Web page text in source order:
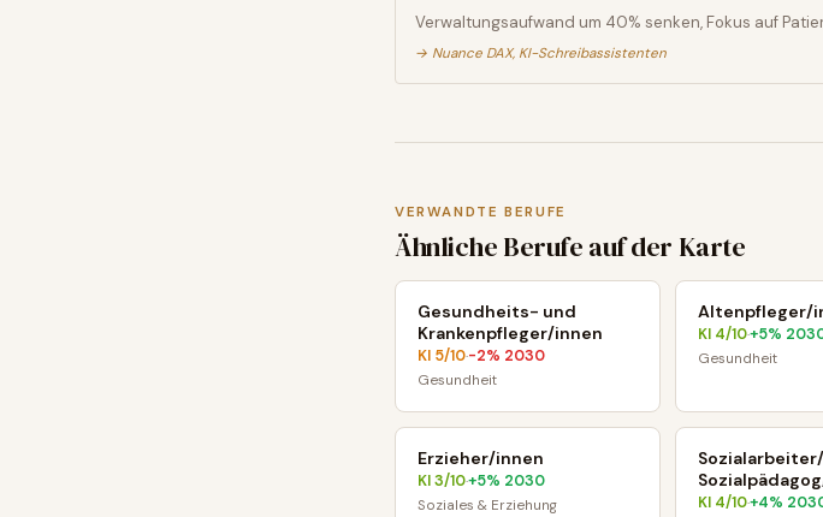
Verwaltungsaufwand um 40% senken, Fokus auf
→ Nuance DAX, KI-Schreibassistenten
VERWANDTE BERUFE
Ähnliche Berufe auf der Karte
Gesundheits- und
Krankenpfleger/innen
KI 5/10·-2% 2030
Gesundheit
Altenpfleger/
KI 4/10·+5%
Gesundheit
Erzieher/innen
KI3/10·+5% 2030
Soziales & Erziehung KI 4/10·+4%